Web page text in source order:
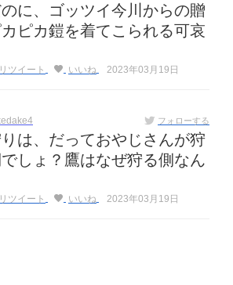
に、ゴッツイ今川からの贈
ピカ鎧を着てこられる可哀
リツイート いいね
2023年03月19日
フォローする
は、だっておやじさんが狩
しょ？鷹はなぜ狩る側なん
リツイート いいね
2023年03月19日